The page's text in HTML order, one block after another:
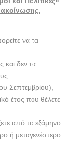
να τα
και δεν τα
Σεπτεμβρίου),
έτος που θέλετε
από το εξάμηνο
ή μεταγενέστερο